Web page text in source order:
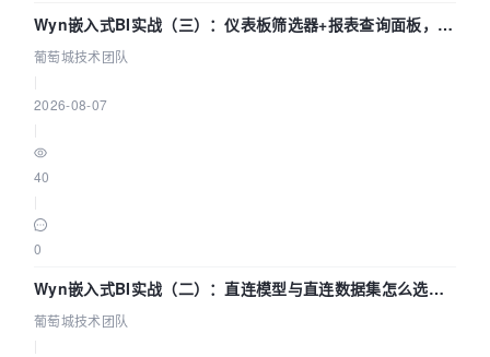
Wyn嵌入式BI实战（三）：仪表板筛选器+报表查询面板，参
数联动全闭环
葡萄城技术团队
2026-08-07
40
0
Wyn嵌入式BI实战（二）：直连模型与直连数据集怎么选，
参数为什么不生效？| 葡萄城技术团队
葡萄城技术团队